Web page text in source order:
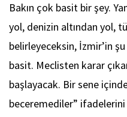
Bakın çok basit bir şey.
yol, denizin altından yol,
belirleyeceksin, İzmir’in
basit. Meclisten karar
başlayacak. Bir sene
beceremediler” ifadelerini